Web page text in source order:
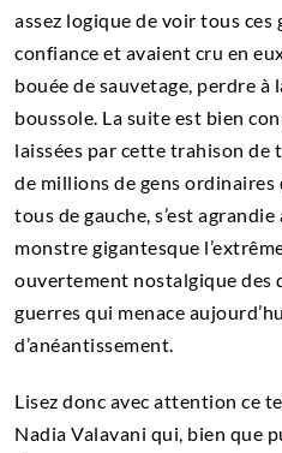
assez logique de voir tous
confiance et avaient cru en
bouée de sauvetage, perdre à
boussole. La suite est bien
laissées par cette trahison de
de millions de gens ordinaires
tous de gauche, s’est
monstre gigantesque
ouvertement nostalgique des
guerres qui menace
d’anéantissement.
Lisez donc avec attention ce
Nadia Valavani qui, bien que